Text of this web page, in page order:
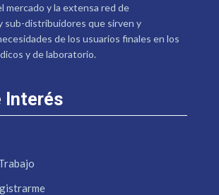
mercado y la extensa red de
sub-distribuidores que sirven y
de los usuarios finales en los
y de laboratorio.
Interés